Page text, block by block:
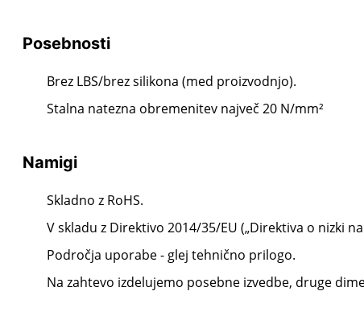
Posebnosti
Brez LBS/brez silikona (med proizvodnjo).
Stalna natezna obremenitev največ 20 N/mm²
Namigi
Skladno z RoHS.
V skladu z Direktivo 2014/35/EU („Direktiva o nizki
Področja uporabe - glej tehnično prilogo.
Na zahtevo izdelujemo posebne izvedbe, druge